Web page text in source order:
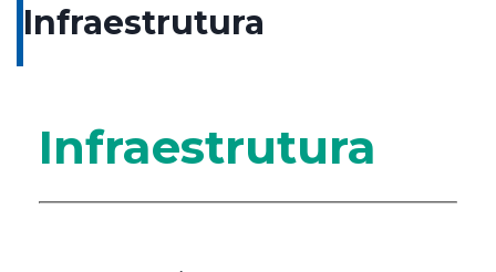
Infraestrutura
Infraestrutura